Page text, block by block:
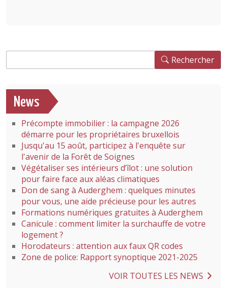
Rechercher
News
Précompte immobilier : la campagne 2026
démarre pour les propriétaires bruxellois
Jusqu'au 15 août, participez à l'enquête sur
l'avenir de la Forêt de Soignes
Végétaliser ses intérieurs d’îlot : une solution
pour faire face aux aléas climatiques
Don de sang à Auderghem : quelques minutes
pour vous, une aide précieuse pour les autres
Formations numériques gratuites à Auderghem
Canicule : comment limiter la surchauffe de votre
logement ?
Horodateurs : attention aux faux QR codes
Zone de police: Rapport synoptique 2021-2025
VOIR TOUTES LES NEWS